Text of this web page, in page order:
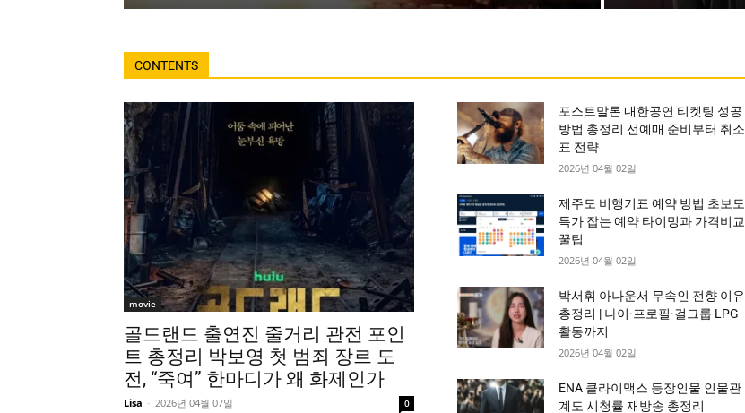
CONTENTS
movie
골드랜드 출연진 줄거리 관전 포인
트 총정리 박보영 첫 범죄 장르 도
전, “죽여” 한마디가 왜 화제인가
Lisa - 2026년 04월 07일 0
포스트말론 내한공연 티켓팅 성공
방법 총정리 선예매 준비부터 취소
표 전략
2026년 04월 02일
제주도 비행기표 예약 방법 초보도
특가 잡는 예약 타이밍과 가격비교
꿀팁
2026년 04월 02일
박서휘 아나운서 무속인 전향 이유
총정리 | 나이·프로필·걸그룹 LPG
활동까지
2026년 04월 02일
ENA 클라이맥스 등장인물 인물관
계도 시청률 재방송 총정리